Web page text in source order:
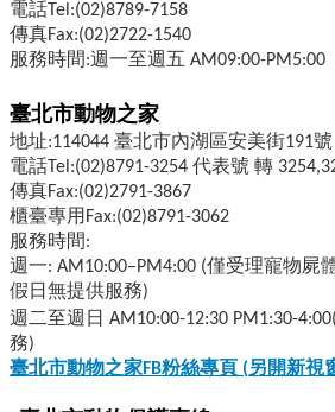
電話Tel:(02)8789-7158
傳真Fax:(02)2722-1540
服務時間:週一至週五 AM09:00-PM5:00
臺北市動物之家
地址:114044 臺北市內湖區安美街191號
電話Tel:(02)8791-3254 代表號 轉
傳真Fax:(02)2791-3867
櫃臺專用Fax:(02)8791-3062
服務時間:
週一: AM10:00–PM4:00 (僅受理寵物屍
假日無提供服務)
週二至週日 AM10:00-12:30 PM1:30-
務)
臺北市動物之家FB粉絲專頁 (另開新視